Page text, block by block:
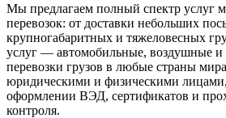
Мы предлагаем полный спектр услуг
перевозок: от доставки небольших
крупногабаритных и тяжеловесных
услуг — автомобильные, воздушные
перевозки грузов в любые страны
юридическими и физическими
оформлении ВЭД, сертификатов и
контроля.